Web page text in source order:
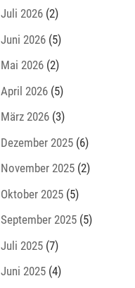
Juli 2026 (2)
Juni 2026 (5)
Mai 2026 (2)
April 2026 (5)
März 2026 (3)
Dezember 2025 (6)
November 2025 (2)
Oktober 2025 (5)
September 2025 (5)
Juli 2025 (7)
Juni 2025 (4)